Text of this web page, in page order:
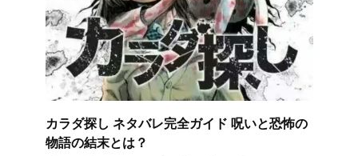
カラダ探し ネタバレ完全ガイド 呪いと恐怖の
物語の結末とは？